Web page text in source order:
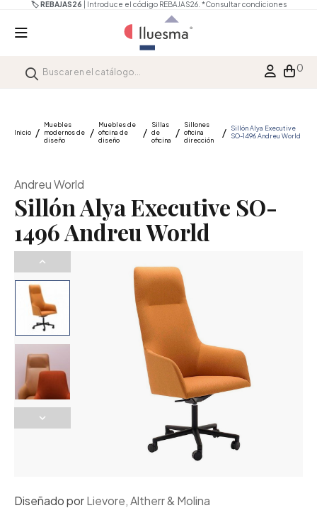
🏷️ REBAJAS26 | Introduce el código REBAJAS26. *Consultar condiciones
0
Inicio
Muebles
modernos de
diseño
Muebles de
oficina de
diseño
Sillas
de
oficina
Sillones
oficina
dirección
Sillón Alya Executive
SO-1496 Andreu World
Andreu World
Sillón Alya Executive SO-
1496 Andreu World
Diseñado porLievore, Altherr & Molina